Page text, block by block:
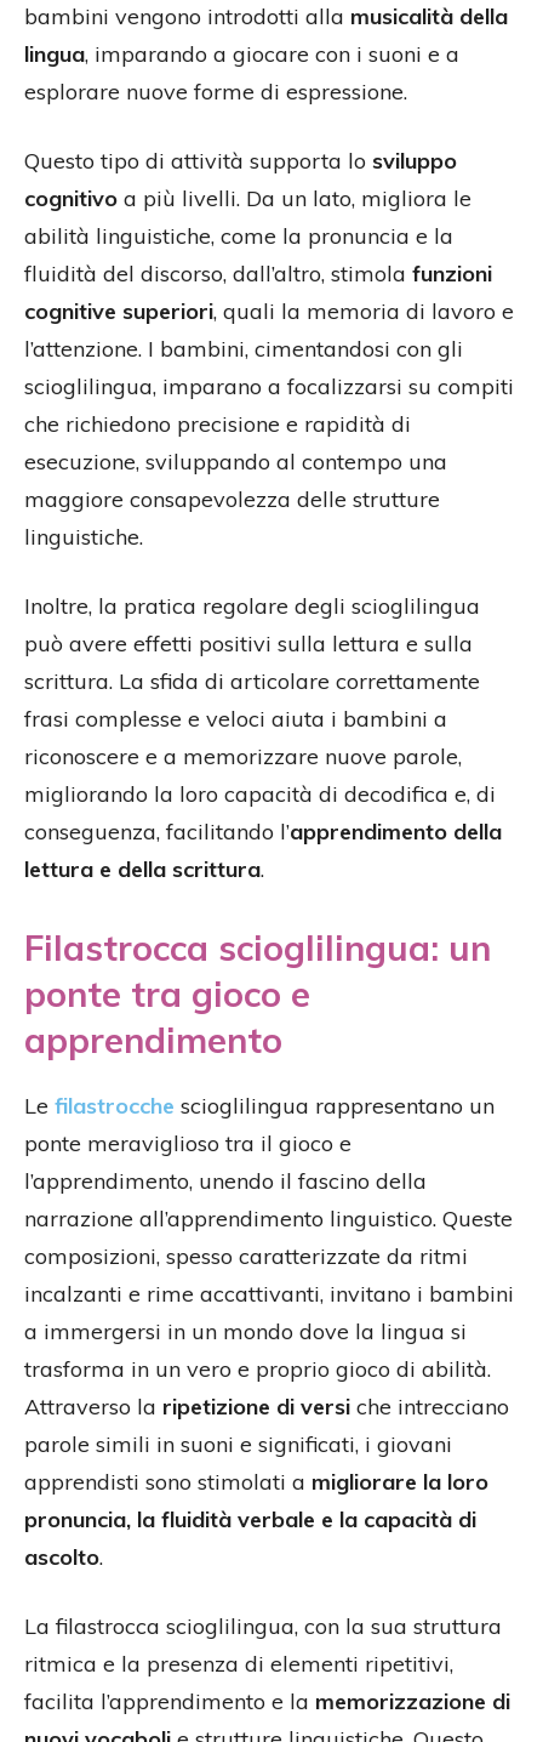
bambini vengono introdotti alla musicalità della
lingua, imparando a giocare con i suoni e a
esplorare nuove forme di espressione.
Questo tipo di attività supporta lo sviluppo
cognitivo a più livelli. Da un lato, migliora le
abilità linguistiche, come la pronuncia e la
fluidità del discorso, dall’altro, stimola funzioni
cognitive superiori, quali la memoria di lavoro e
l’attenzione. I bambini, cimentandosi con gli
scioglilingua, imparano a focalizzarsi su compiti
che richiedono precisione e rapidità di
esecuzione, sviluppando al contempo una
maggiore consapevolezza delle strutture
linguistiche.
Inoltre, la pratica regolare degli scioglilingua
può avere effetti positivi sulla lettura e sulla
scrittura. La sfida di articolare correttamente
frasi complesse e veloci aiuta i bambini a
riconoscere e a memorizzare nuove parole,
migliorando la loro capacità di decodifica e, di
conseguenza, facilitando l’apprendimento della
lettura e della scrittura.
Filastrocca scioglilingua: un
ponte tra gioco e
apprendimento
Le filastrocche scioglilingua rappresentano un
ponte meraviglioso tra il gioco e
l’apprendimento, unendo il fascino della
narrazione all’apprendimento linguistico. Queste
composizioni, spesso caratterizzate da ritmi
incalzanti e rime accattivanti, invitano i bambini
a immergersi in un mondo dove la lingua si
trasforma in un vero e proprio gioco di abilità.
Attraverso la ripetizione di versi che intrecciano
parole simili in suoni e significati, i giovani
apprendisti sono stimolati a migliorare la loro
pronuncia, la fluidità verbale e la capacità di
ascolto.
La filastrocca scioglilingua, con la sua struttura
ritmica e la presenza di elementi ripetitivi,
facilita l’apprendimento e la memorizzazione di